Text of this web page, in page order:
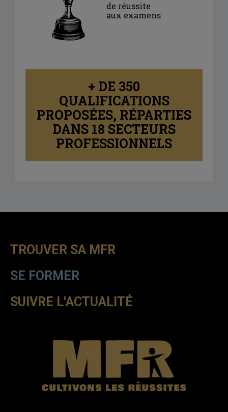
de réussite
aux examens
+ DE 350
QUALIFICATIONS
PROPOSÉES, RÉPARTIES
DANS 18 SECTEURS
PROFESSIONNELS
TROUVER SA MFR
SE FORMER
SUIVRE L'ACTUALITÉ